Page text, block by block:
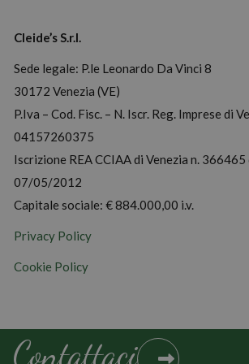
Cleide’s S.r.l.
Sede legale: P.le Leonardo Da Vinci 8
30172 Venezia (VE)
P.Iva – Cod. Fisc. – N. Iscr. Reg. Imprese di
04157260375
Iscrizione REA CCIAA di Venezia n. 366465
07/05/2012
Capitale sociale: € 884.000,00 i.v.
Privacy Policy
Cookie Policy
Contattaci